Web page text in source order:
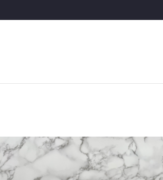
PIERRE HARDY –
Sac mini Alphaville